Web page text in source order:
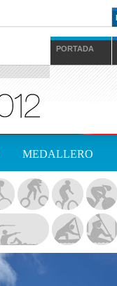
PORTADA
MEDALLERO